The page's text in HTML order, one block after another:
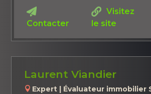
Contacter
Visitez
le site
Laurent Viandier
Expert | Évaluateur immobilier